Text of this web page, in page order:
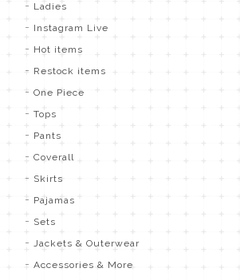
Ladies
Instagram Live
Hot items
Restock items
One Piece
Tops
Pants
Coverall
Skirts
Pajamas
Sets
Jackets & Outerwear
Accessories & More